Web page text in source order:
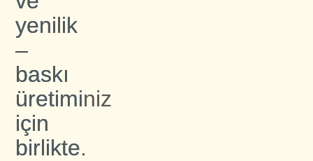
yenilik
–
baskı
üretiminiz
için
birlikte.